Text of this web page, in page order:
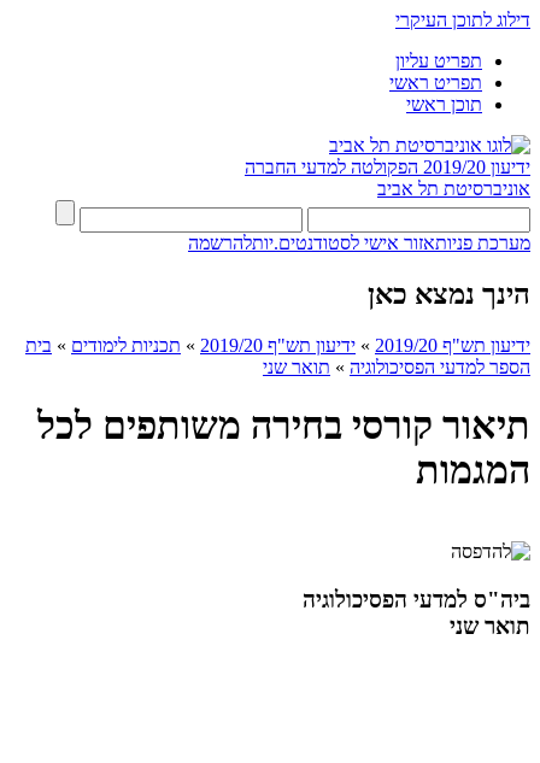
דילוג לתוכן העיקרי
תפריט עליון
תפריט ראשי
תוכן ראשי
ידיעון 2019/20
הפקולטה למדעי החברה
אוניברסיטת תל אביב
מערכת פניותאזור אישי לסטודנטים.יותלהרשמה
הינך נמצא כאן
ידיעון תש"ף 2019/20 » ידיעון תש"ף 2019/20 » תכניות לימודים » בית
הספר למדעי הפסיכולוגיה » תואר שני
תיאור קורסי בחירה משותפים לכל
המגמות
ביה"ס למדעי הפסיכולוגיה
תואר שני